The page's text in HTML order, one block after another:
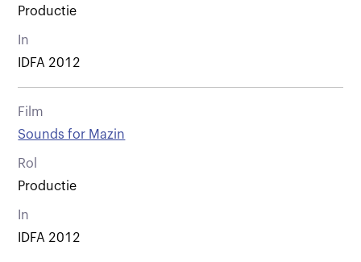
Productie
In
IDFA 2012
Film
Sounds for Mazin
Rol
Productie
In
IDFA 2012